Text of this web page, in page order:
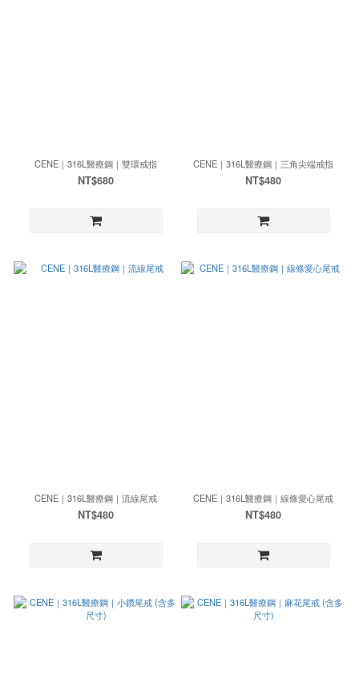
CENE｜316L醫療鋼｜雙環戒指
NT$680
CENE｜316L醫療鋼｜三角尖端戒指
NT$480
CENE｜316L醫療鋼｜流線尾戒
NT$480
CENE｜316L醫療鋼｜線條愛心尾戒
NT$480